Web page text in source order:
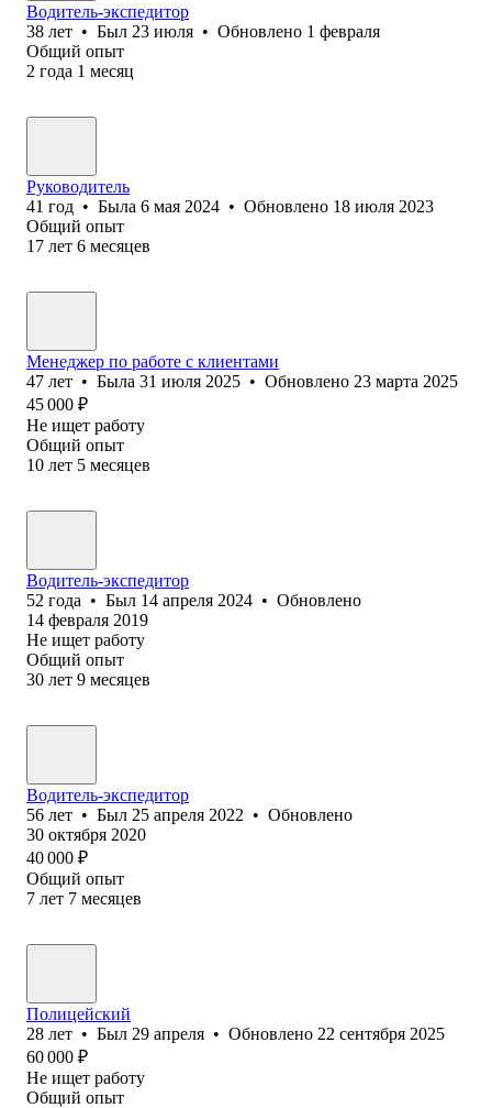
Водитель-экспедитор
38 лет • Был 23 июля • Обновлено 1 февраля
Общий опыт
2 года 1 месяц
Руководитель
41 год • Была 6 мая 2024 • Обновлено 18 июля 2023
Общий опыт
17 лет 6 месяцев
Менеджер по работе с клиентами
47 лет • Была 31 июля 2025 • Обновлено 23 марта 2025
45 000 ₽
Не ищет работу
Общий опыт
10 лет 5 месяцев
Водитель-экспедитор
52 года • Был 14 апреля 2024 • Обновлено
14 февраля 2019
Не ищет работу
Общий опыт
30 лет 9 месяцев
Водитель-экспедитор
56 лет • Был 25 апреля 2022 • Обновлено
30 октября 2020
40 000 ₽
Общий опыт
7 лет 7 месяцев
Полицейский
28 лет • Был 29 апреля • Обновлено 22 сентября 2025
60 000 ₽
Не ищет работу
Общий опыт